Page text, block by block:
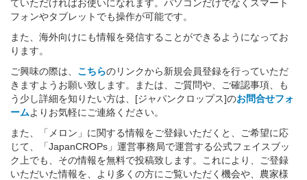
ていただければお使いになれます。パソコンだけでなくスマート
フォンやタブレットでも操作が可能です。
また、海外向けにも情報を発信することができるようになってお
ります。
ご興味の際は、 こちらのリンクから新規会員登録を行っていただ
きますようお願い致します。または、ご質問や、ご確認事項、も
う少し詳細を知りたい方は、[ジャパンクロップス]のお問合せフォ
ームよりお気軽にご連絡ください。
また、「メロン」に関する情報をご登録いただくと、ご希望に応
じて、「JapanCROPs」運営事務局で運営する公式フェイスブッ
ク上でも、その情報を無料で投稿致します。これにより、ご登録
いただいた情報を、より多くの方にご覧いただく機会や、農家様